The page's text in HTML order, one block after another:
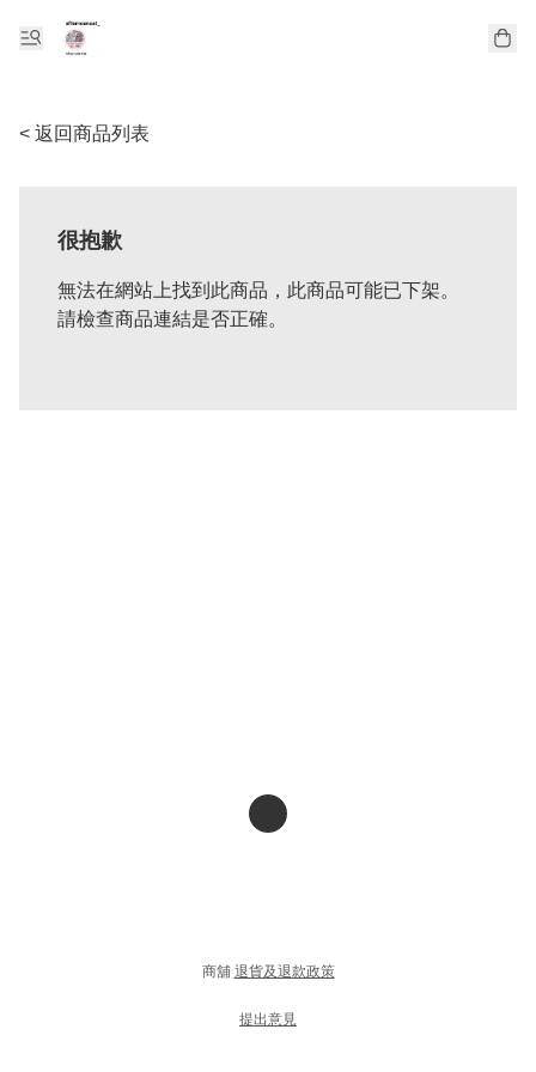
< 返回商品列表
很抱歉
無法在網站上找到此商品，此商品可能已下架。
請檢查商品連結是否正確。
商舖 退貨及退款政策
提出意見